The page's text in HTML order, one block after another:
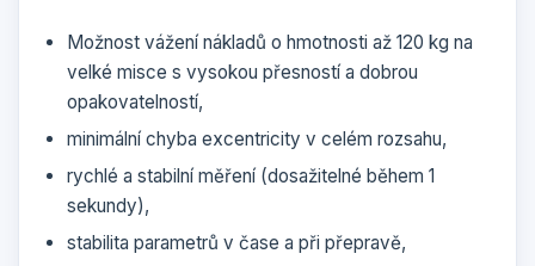
Možnost vážení nákladů o hmotnosti až 120 kg na
velké misce s vysokou přesností a dobrou
opakovatelností,
minimální chyba excentricity v celém rozsahu,
rychlé a stabilní měření (dosažitelné během 1
sekundy),
stabilita parametrů v čase a při přepravě,